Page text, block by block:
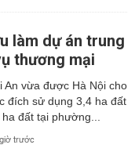
làm dự án trung
thương mại
An vừa được Hà Nội cho
đích sử dụng 3,4 ha đất
đất tại phường...
trước